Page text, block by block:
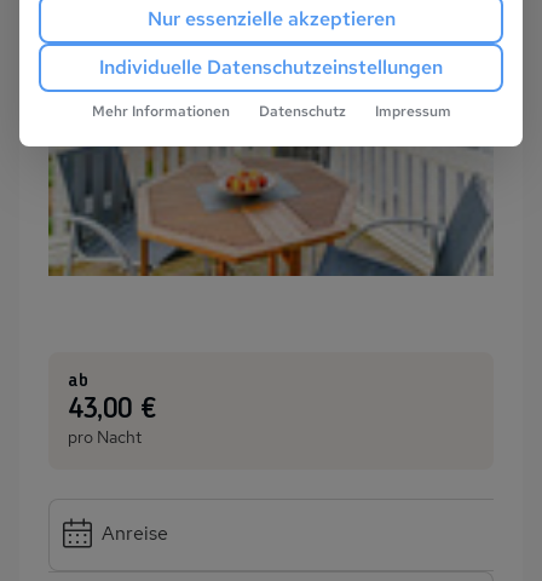
ab
:43,00 €
pro Nacht
Anreise
Nur essenzielle akzeptieren
Individuelle Datenschutzeinstellungen
Mehr Informationen Datenschutz Impressum